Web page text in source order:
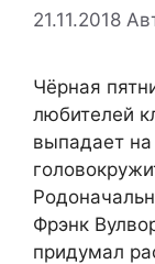
21.11.2018
Чёрная
любителей
выпадает
Фрэнк
придумал